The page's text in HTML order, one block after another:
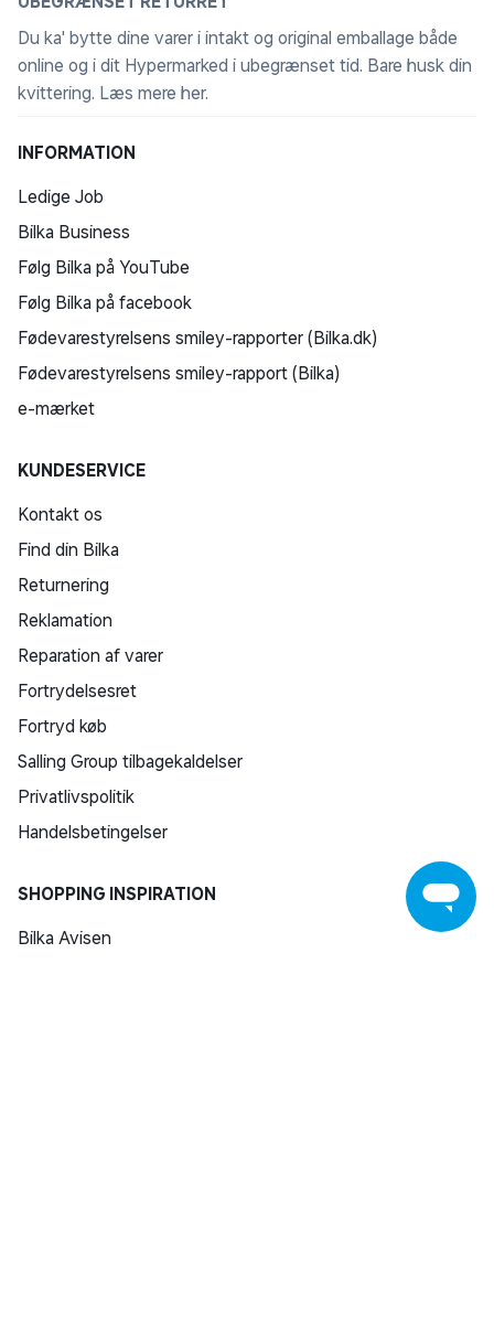
Du ka' bytte dine varer i intakt og original emballage både
online og i dit Hypermarked i ubegrænset tid. Bare husk din
kvittering. Læs mere her.
INFORMATION
Ledige Job
Bilka Business
Følg Bilka på YouTube
Følg Bilka på facebook
Fødevarestyrelsens smiley-rapporter (Bilka.dk)
Fødevarestyrelsens smiley-rapport (Bilka)
e-mærket
KUNDESERVICE
Kontakt os
Find din Bilka
Returnering
Reklamation
Reparation af varer
Fortrydelsesret
Fortryd køb
Salling Group tilbagekaldelser
Privatlivspolitik
Handelsbetingelser
SHOPPING INSPIRATION
Bilka Avisen